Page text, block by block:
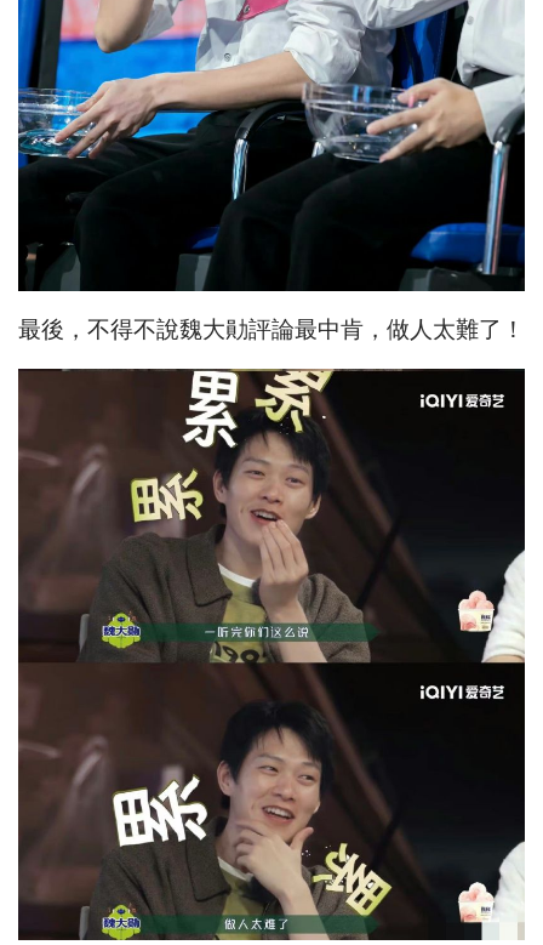
最後，不得不說魏大勛評論最中肯，做人太難了！